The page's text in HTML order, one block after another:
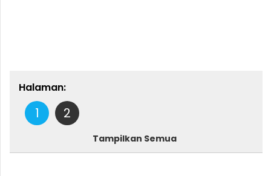
Halaman:
1 2
Tampilkan Semua